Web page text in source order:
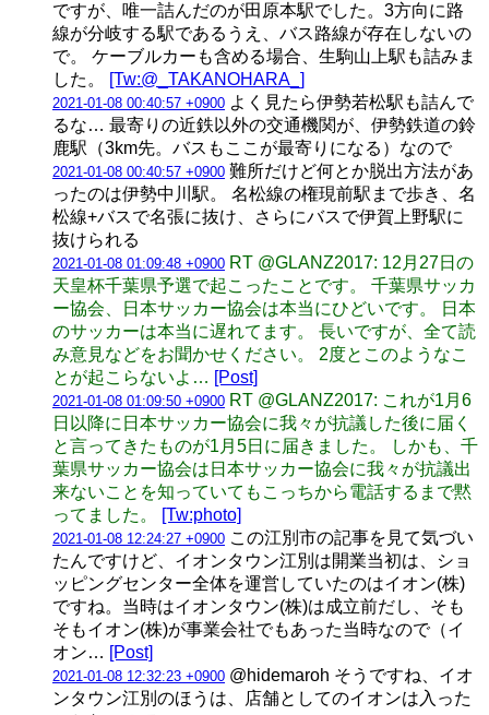
ですが、唯一詰んだのが田原本駅でした。3方向に路
線が分岐する駅であるうえ、バス路線が存在しないの
で。 ケーブルカーも含める場合、生駒山上駅も詰みま
した。
[Tw:@_TAKANOHARA_]
2021-01-08 00:40:57 +0900 よく見たら伊勢若松駅も詰んで
るな… 最寄りの近鉄以外の交通機関が、伊勢鉄道の鈴
鹿駅（3km先。バスもここが最寄りになる）なので
2021-01-08 00:40:57 +0900 難所だけど何とか脱出方法があ
ったのは伊勢中川駅。 名松線の権現前駅まで歩き、名
松線+バスで名張に抜け、さらにバスで伊賀上野駅に
抜けられる
2021-01-08 01:09:48 +0900 RT @GLANZ2017: 12月27日の
天皇杯千葉県予選で起こったことです。 千葉県サッカ
ー協会、日本サッカー協会は本当にひどいです。 日本
のサッカーは本当に遅れてます。 長いですが、全て読
み意見などをお聞かせください。 2度とこのようなこ
とが起こらないよ… [Post]
2021-01-08 01:09:50 +0900 RT @GLANZ2017: これが1月6
日以降に日本サッカー協会に我々が抗議した後に届く
と言ってきたものが1月5日に届きました。 しかも、千
葉県サッカー協会は日本サッカー協会に我々が抗議出
来ないことを知っていてもこっちから電話するまで黙
ってました。
[Tw:photo]
2021-01-08 12:24:27 +0900 この江別市の記事を見て気づい
たんですけど、イオンタウン江別は開業当初は、ショ
ッピングセンター全体を運営していたのはイオン(株)
ですね。当時はイオンタウン(株)は成立前だし、そも
そもイオン(株)が事業会社でもあった当時なので（イ
オン… [Post]
2021-01-08 12:32:23 +0900 @hidemaroh そうですね、イオ
ンタウン江別のほうは、店舗としてのイオンは入った